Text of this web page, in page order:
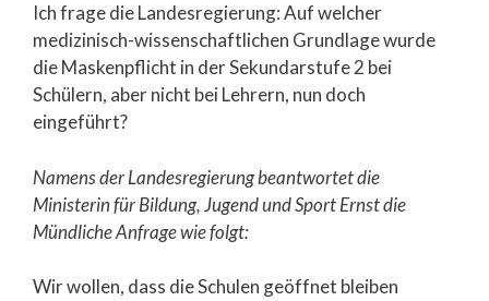
Ich frage die Landesregierung: Auf welcher
medizinisch-wissenschaftlichen Grundlage wurde
die Maskenpflicht in der Sekundarstufe 2 bei
Schülern, aber nicht bei Lehrern, nun doch
eingeführt?
Namens der Landesregierung beantwortet die
Ministerin für Bildung, Jugend und Sport Ernst die
Mündliche Anfrage wie folgt:
Wir wollen, dass die Schulen geöffnet bleiben